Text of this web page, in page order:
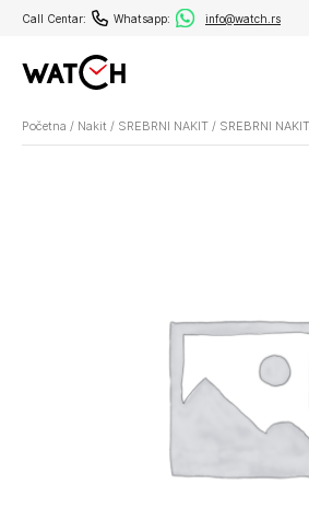
Call Centar: Whatsapp: info@watch.rs
Početna / Nakit / SREBRNI NAKIT / SREBRNI